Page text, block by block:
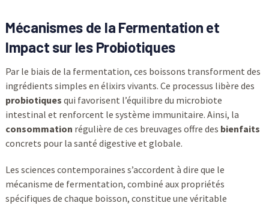
Mécanismes de la Fermentation et
Impact sur les Probiotiques
Par le biais de la fermentation, ces boissons transforment des
ingrédients simples en élixirs vivants. Ce processus libère des
probiotiques qui favorisent l’équilibre du microbiote
intestinal et renforcent le système immunitaire. Ainsi, la
consommation régulière de ces breuvages offre des bienfaits
concrets pour la santé digestive et globale.
Les sciences contemporaines s’accordent à dire que le
mécanisme de fermentation, combiné aux propriétés
spécifiques de chaque boisson, constitue une véritable